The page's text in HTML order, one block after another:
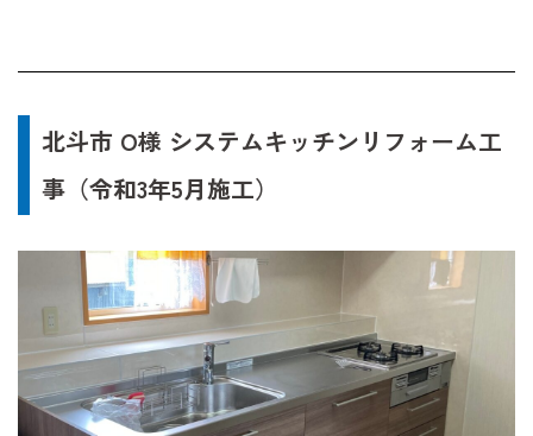
北斗市 O様 システムキッチンリフォーム工
事（令和3年5月施工）